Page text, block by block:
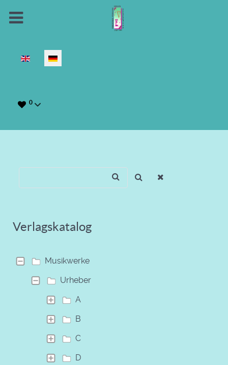
Sprache auswählen
0
Verlagskatalog
Musikwerke
Urheber
A
B
C
D